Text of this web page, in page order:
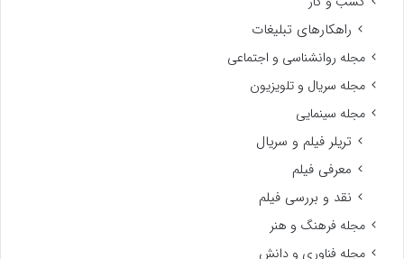
راهکارهای تبلیغات
مجله روانشناسی و اجتماعی
مجله سریال و تلویزیون
مجله سینمایی
تریلر فیلم و سریال
معرفی فیلم
نقد و بررسی فیلم
مجله فرهنگ و هنر
مجله فناوری و دانش